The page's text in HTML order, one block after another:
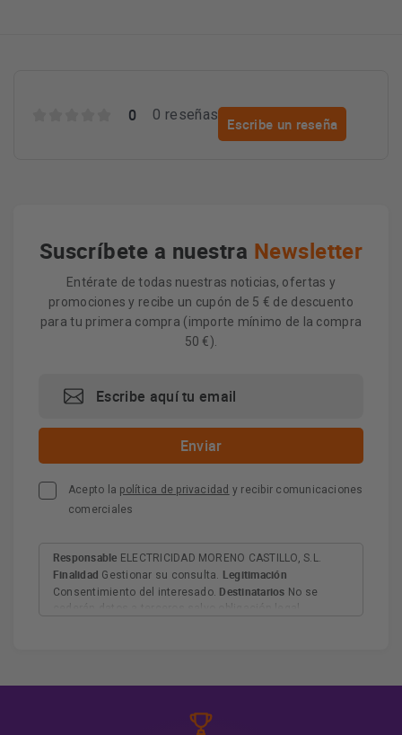
0 0 reseñas
Escribe un reseña
Suscríbete a nuestra Newsletter
Entérate de todas nuestras noticias, ofertas y
promociones y recibe un cupón de 5 € de descuento
para tu primera compra (importe mínimo de la compra
50 €).
Acepto la política de privacidad y recibir comunicaciones
comerciales
Responsable ELECTRICIDAD MORENO CASTILLO, S.L.
Finalidad Gestionar su consulta. Legitimación
Consentimiento del interesado. Destinatarios No se